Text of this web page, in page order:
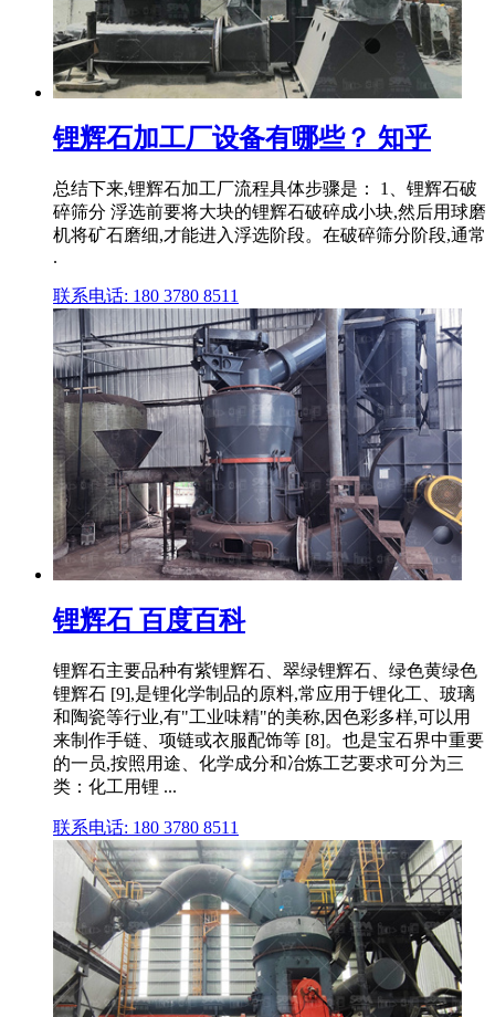
锂辉石加工厂设备有哪些？ 知乎
总结下来,锂辉石加工厂流程具体步骤是： 1、锂辉石破
碎筛分 浮选前要将大块的锂辉石破碎成小块,然后用球磨
机将矿石磨细,才能进入浮选阶段。在破碎筛分阶段,通常
.
联系电话: 180 3780 8511
锂辉石 百度百科
锂辉石主要品种有紫锂辉石、翠绿锂辉石、绿色黄绿色
锂辉石 [9],是锂化学制品的原料,常应用于锂化工、玻璃
和陶瓷等行业,有"工业味精"的美称,因色彩多样,可以用
来制作手链、项链或衣服配饰等 [8]。也是宝石界中重要
的一员,按照用途、化学成分和冶炼工艺要求可分为三
类：化工用锂 ...
联系电话: 180 3780 8511